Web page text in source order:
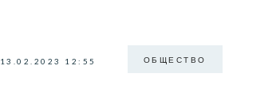
13.02.2023 12:55 ОБЩЕСТВО